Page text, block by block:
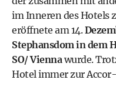
im Inneren des Hotels
eröffnete am 14.
Stephansdom in dem
SO/ Viennawurde.
Hotel immer zur